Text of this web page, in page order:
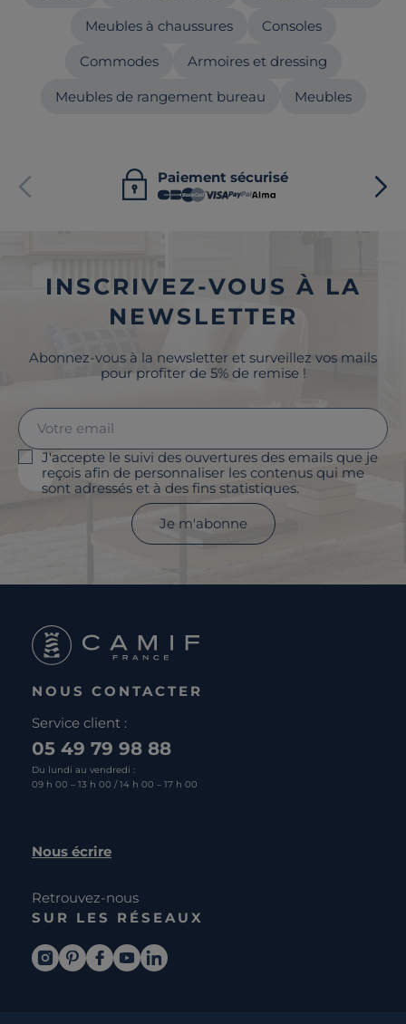
Meubles à chaussures Consoles
Commodes Armoires et dressing
Meubles de rangement bureau Meubles
Paiement sécurisé
INSCRIVEZ-VOUS À LA
NEWSLETTER
Abonnez-vous à la newsletter et surveillez vos mails
pour profiter de 5% de remise !
J'accepte le suivi des ouvertures des emails que je
reçois afin de personnaliser les contenus qui me
sont adressés et à des fins statistiques.
Je m'abonne
NOUS CONTACTER
Service client :
05 49 79 98 88
Du lundi au vendredi :
09 h 00 – 13 h 00 / 14 h 00 – 17 h 00
Nous écrire
Retrouvez-nous
SUR LES RÉSEAUX